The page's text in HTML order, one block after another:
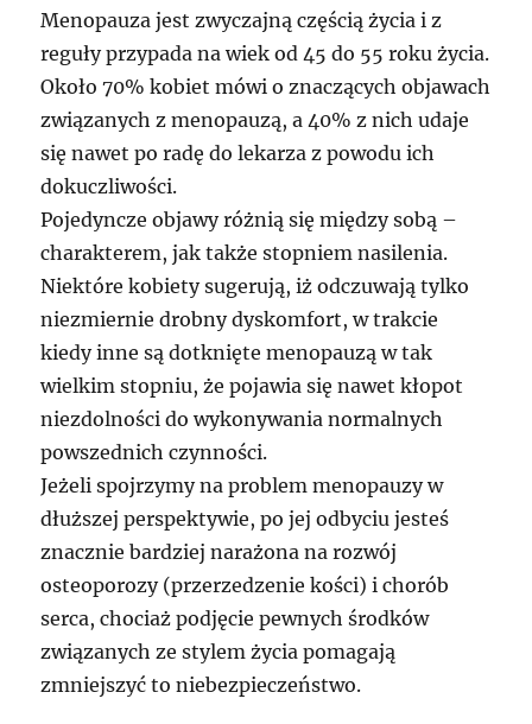
Menopauza jest zwyczajną częścią życia i z
reguły przypada na wiek od 45 do 55 roku życia.
Około 70% kobiet mówi o znaczących objawach
związanych z menopauzą, a 40% z nich udaje
się nawet po radę do lekarza z powodu ich
dokuczliwości.
Pojedyncze objawy różnią się między sobą –
charakterem, jak także stopniem nasilenia.
Niektóre kobiety sugerują, iż odczuwają tylko
niezmiernie drobny dyskomfort, w trakcie
kiedy inne są dotknięte menopauzą w tak
wielkim stopniu, że pojawia się nawet kłopot
niezdolności do wykonywania normalnych
powszednich czynności.
Jeżeli spojrzymy na problem menopauzy w
dłuższej perspektywie, po jej odbyciu jesteś
znacznie bardziej narażona na rozwój
osteoporozy (przerzedzenie kości) i chorób
serca, chociaż podjęcie pewnych środków
związanych ze stylem życia pomagają
zmniejszyć to niebezpieczeństwo.